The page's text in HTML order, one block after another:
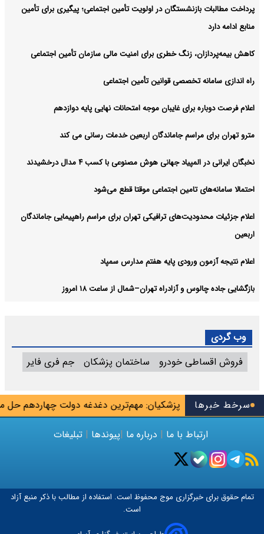
سرخط خبرها پزشکیان: مهم‌ترین دغدغه دولت چهاردهم حل شهریور
پرداخت مطالبات بازنشستگان در اولویت تأمین اجتماعی؛ پیگیری برای تأمین
منابع ادامه دارد
کاهش بیمه‌پردازان، زنگ خطری برای امنیت مالی سازمان تأمین اجتماعی
راه اندازی سامانه تخصصی قوانین تأمین اجتماعی
اعلام فرصت دوباره برای غایبان موجه امتحانات نهایی پایه دوازدهم
مترو تهران برای مراسم جاماندگان اربعین خدمات رسانی می کند
نخبگان ایرانی در المپیاد جهانی هوش مصنوعی با کسب ۴ مدال درخشیدند
احتمالا سامانه‌های تامین اجتماعی موقتا قطع می‌شود
اعلام جزئیات محدودیت‌های ترافیکی تهران برای مراسم راهپیمایی جاماندگان
اربعین
اعلام نتیجه آزمون ورودی پایه هفتم مدارس سمپاد
بازگشایی جاده چالوس و آزادراه تهران–شمال از ساعت ۱۸ امروز
وب گردی
فروش اقساطی خودرو
ساختمان پزشکان جم فری فایر
ارتباط با ما | درباره ما |پیوندها | تبلیغات
تمام حقوق برای خبرگزاری موج محفوظ است. استفاده از مطالب با ذکر منبع آزاد
است.